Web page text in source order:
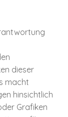
dieser
macht
hinsichtlich
Grafiken